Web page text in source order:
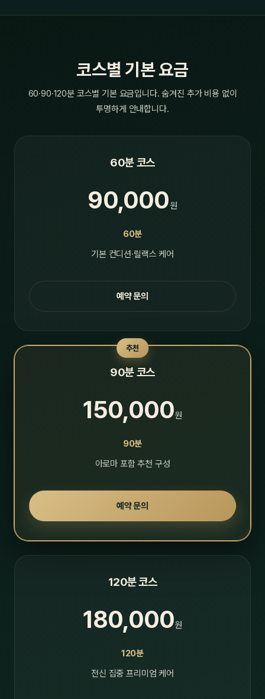
코스별 기본 요금
60·90·120분 코스별 기본 요금입니다. 숨겨진 추가 비용 없이
투명하게 안내합니다.
60분 코스
90,000원
60분
기본 컨디션·릴랙스 케어
예약 문의
추천
90분 코스
150,000원
90분
아로마 포함 추천 구성
예약 문의
120분 코스
180,000원
120분
전신 집중 프리미엄 케어